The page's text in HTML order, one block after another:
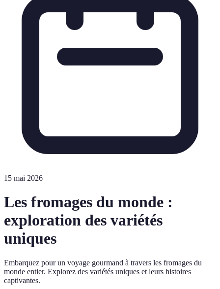
15 mai 2026
Les fromages du monde :
exploration des variétés
uniques
Embarquez pour un voyage gourmand à travers les fromages du
monde entier. Explorez des variétés uniques et leurs histoires
captivantes.